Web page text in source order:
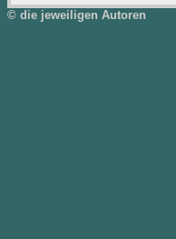
© die jeweiligen Autoren